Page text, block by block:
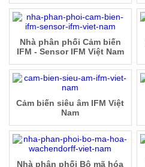
Nhà phân phối Cảm biến
IFM - Sensor IFM Việt Nam
Cảm biến siêu âm IFM Việt
Nam
Nhà phân phối Bộ mã hóa